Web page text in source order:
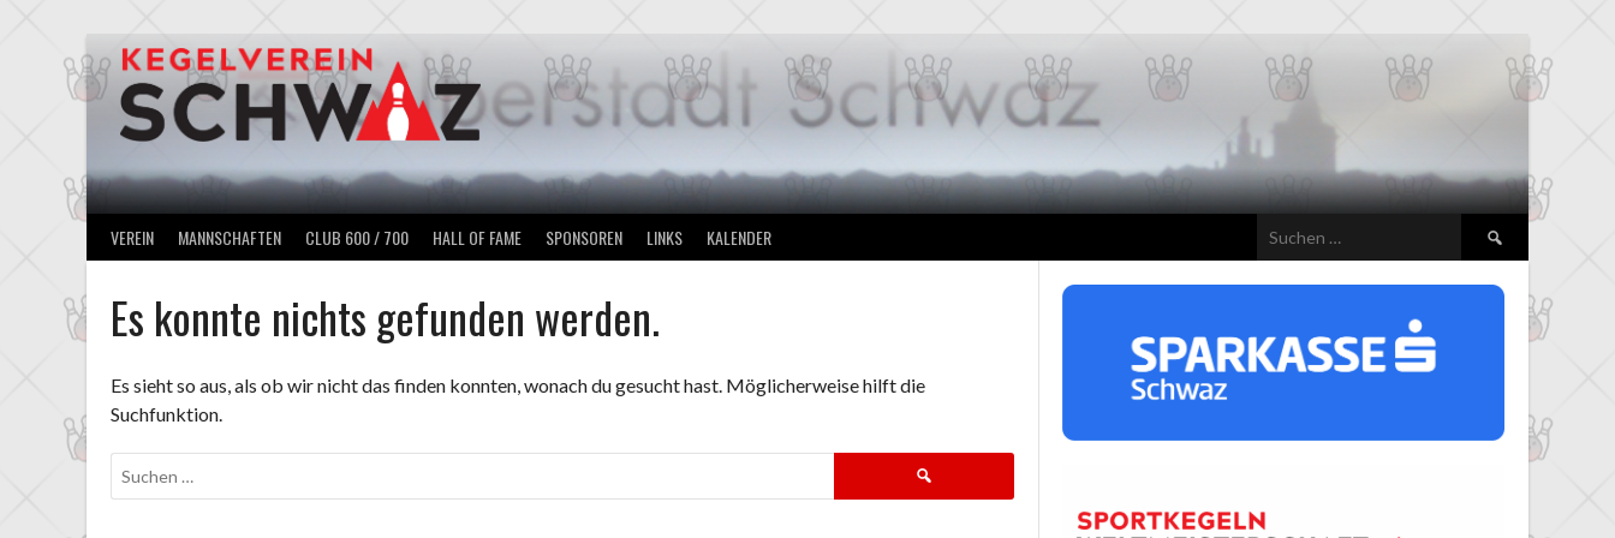
VEREIN MANNSCHAFTEN CLUB 600 / 700 HALL OF FAME SPONSOREN LINKS KALENDER
Suchen
nach:
Es konnte nichts gefunden werden.
Es sieht so aus, als ob wir nicht das finden konnten, wonach du gesucht hast. Möglicherweise hilft die
Suchfunktion.
nach: